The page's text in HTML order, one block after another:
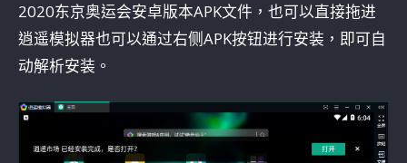
2020东京奥运会安卓版本APK文件，也可以直接拖进
逍遥模拟器也可以通过右侧APK按钮进行安装，即可自
动解析安装。